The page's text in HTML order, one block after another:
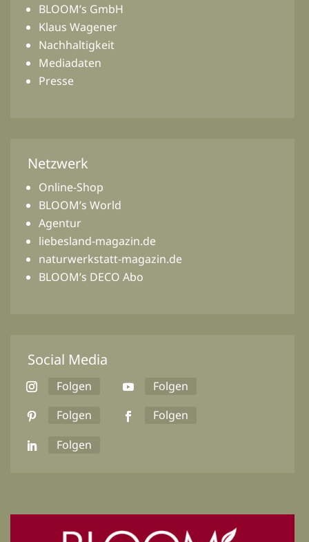
BLOOM’s GmbH
Klaus Wagener
Nachhaltigkeit
Mediadaten
Presse
Netzwerk
Online-Shop
BLOOM’s World
Agentur
liebesland-magazin.de
naturwerkstatt-magazin.de
BLOOM’s DECO Abo
Social Media
Folgen
Folgen
Folgen
Folgen
Folgen